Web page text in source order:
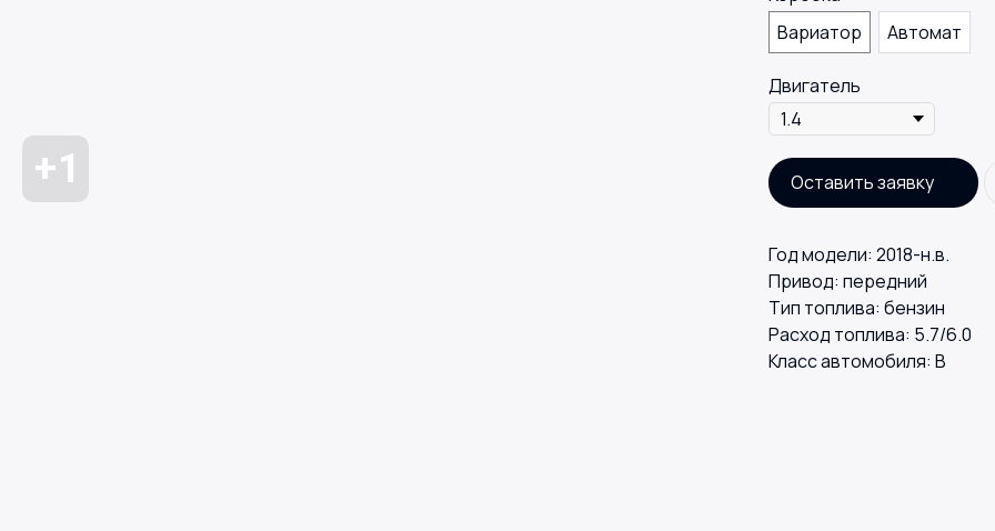
Вариатор
Автомат
Двигатель
Оставить заявку
Год модели: 2018-н.в.
Привод: передний
Тип топлива: бензин
Расход топлива: 5.7/6.0
Класс автомобиля: В